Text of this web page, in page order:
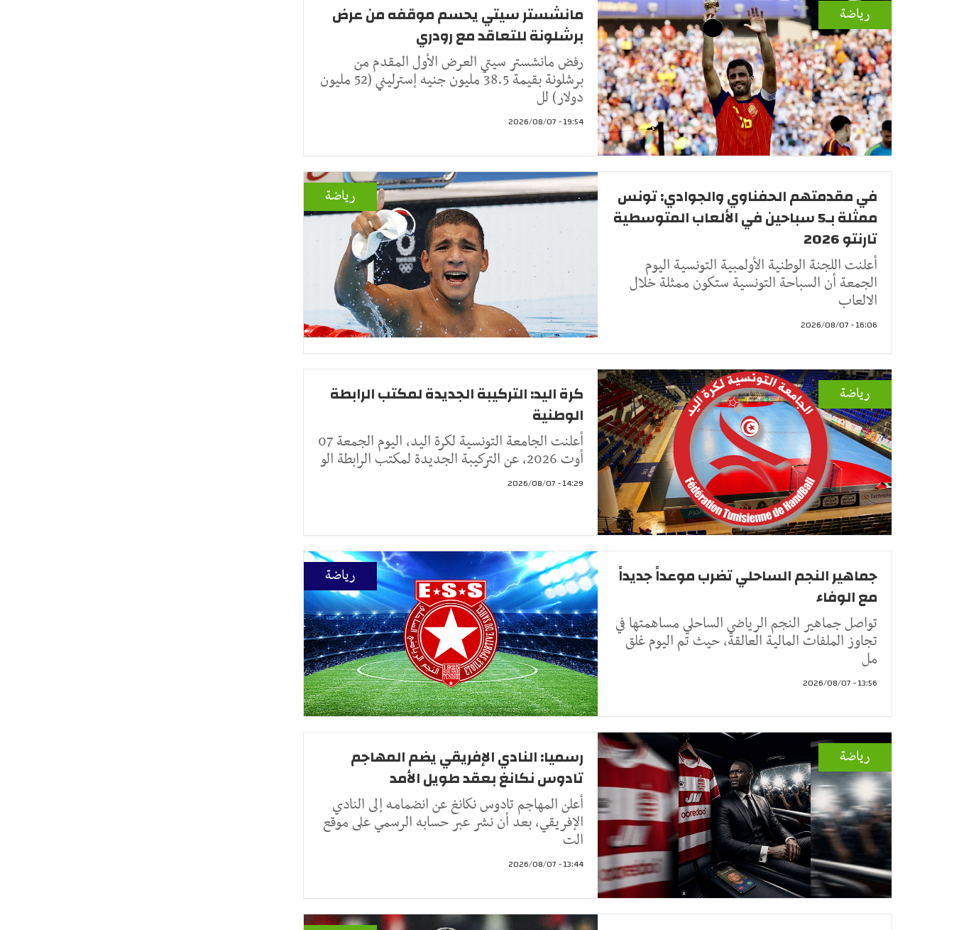
رياضة
مانشستر سيتي يحسم موقفه من عرض
برشلونة للتعاقد مع رودري
رفض مانشستر سيتي العرض الأول المقدم من
برشلونة بقيمة 38.5 مليون جنيه إسترليني (52 مليون
دولار) لل
19:54 - 2026/08/07
رياضة
في مقدمتهم الحفناوي والجوادي: تونس
ممثلة بـ5 سباحين في الألعاب المتوسطية
تارنتو 2026
أعلنت اللجنة الوطنية الأولمبية التونسية اليوم
الجمعة أن السباحة التونسية ستكون ممثلة خلال
الالعاب
16:06 - 2026/08/07
رياضة
كرة اليد: التركيبة الجديدة لمكتب الرابطة
الوطنية
أعلنت الجامعة التونسية لكرة اليد، اليوم الجمعة 07
أوت 2026، عن التركيبة الجديدة لمكتب الرابطة الو
14:29 - 2026/08/07
رياضة
جماهير النجم الساحلي تضرب موعداً جديداً
مع الوفاء
تواصل جماهير النجم الرياضي الساحلي مساهمتها في
تجاوز الملفات المالية العالقة، حيث تم اليوم غلق
مل
13:56 - 2026/08/07
رياضة
رسميا: النادي الإفريقي يضم المهاجم
تادوس نكانغ بعقد طويل الأمد
أعلن المهاجم تادوس نكانغ عن انضمامه إلى النادي
الإفريقي، بعد أن نشر عبر حسابه الرسمي على موقع
الت
13:44 - 2026/08/07